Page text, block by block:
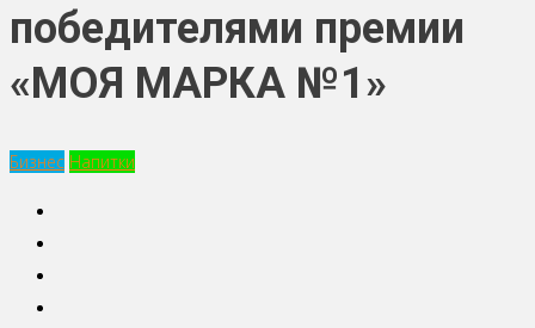
победителями премии
«МОЯ МАРКА №1»
Бизнес Напитки